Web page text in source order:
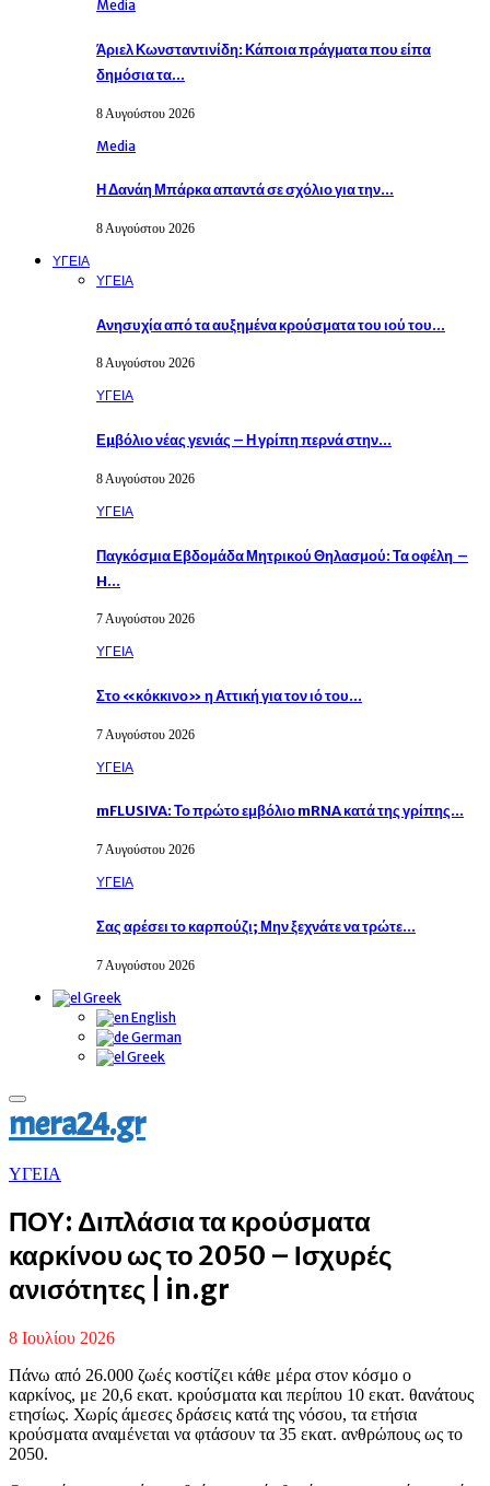
Media
Άριελ Κωνσταντινίδη: Κάποια πράγματα που είπα
δημόσια τα…
8 Αυγούστου 2026
Media
Η Δανάη Μπάρκα απαντά σε σχόλιο για την…
8 Αυγούστου 2026
ΥΓΕΙΑ
ΥΓΕΙΑ
Ανησυχία από τα αυξημένα κρούσματα του ιού του…
8 Αυγούστου 2026
ΥΓΕΙΑ
Εµβόλιο νέας γενιάς – Η γρίπη περνά στην…
8 Αυγούστου 2026
ΥΓΕΙΑ
Παγκόσμια Εβδομάδα Μητρικού Θηλασμού: Τα οφέλη –
H…
7 Αυγούστου 2026
ΥΓΕΙΑ
Στο «κόκκινο» η Αττική για τον ιό του…
7 Αυγούστου 2026
ΥΓΕΙΑ
mFLUSIVA: Το πρώτο εμβόλιο mRNA κατά της γρίπης…
7 Αυγούστου 2026
ΥΓΕΙΑ
Σας αρέσει το καρπούζι; Μην ξεχνάτε να τρώτε…
7 Αυγούστου 2026
Greek
English
German
Greek
Primary
Menu
mera24.gr
ΥΓΕΙΑ
ΠΟΥ: Διπλάσια τα κρούσματα
καρκίνου ως το 2050 – Ισχυρές
ανισότητες | in.gr
8 Ιουλίου 2026
Πάνω από 26.000 ζωές κοστίζει κάθε μέρα στον κόσμο ο
καρκίνος, με 20,6 εκατ. κρούσματα και περίπου 10 εκατ. θανάτους
ετησίως. Χωρίς άμεσες δράσεις κατά της νόσου, τα ετήσια
κρούσματα αναμένεται να φτάσουν τα 35 εκατ. ανθρώπους ως το
2050.